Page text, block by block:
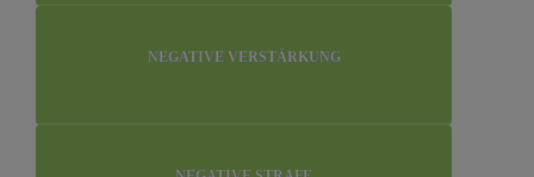
NEGATIVE VERSTÄRKUNG